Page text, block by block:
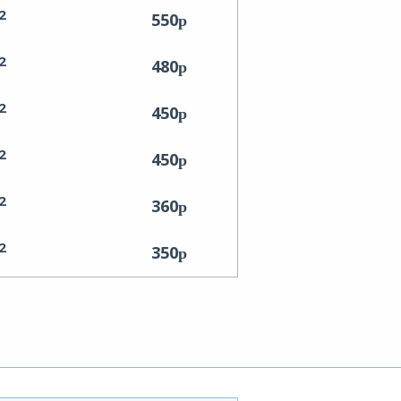
2 550
2 480
2 450
2 450
2 360
2 350